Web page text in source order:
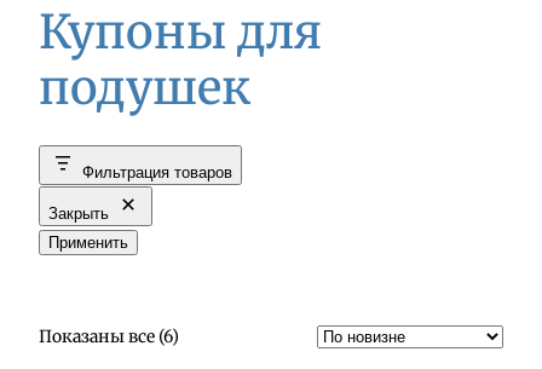
Купоны для
подушек
Фильтрация товаров
Закрыть
Применить
Показаны все (6)